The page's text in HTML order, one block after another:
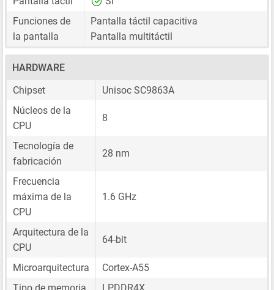
Funciones de
la pantalla
Pantalla táctil capacitiva
Pantalla multitáctil
HARDWARE
Chipset
Unisoc SC9863A
Núcleos de la
CPU
8
Tecnología de
fabricación
28 nm
Frecuencia
máxima de la
CPU
1.6 GHz
Arquitectura de la
CPU
64-bit
Microarquitectura
Cortex-A55